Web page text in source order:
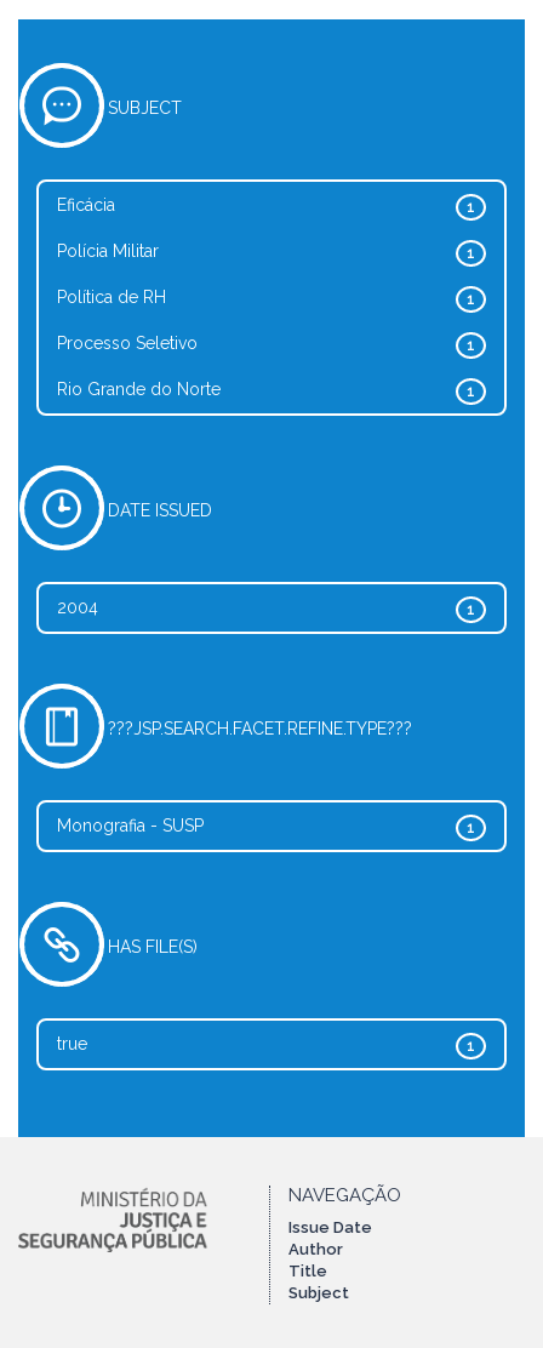
SUBJECT
1
Eficácia
1
Polícia Militar
1
Política de RH
1
Processo Seletivo
1
Rio Grande do Norte
DATE ISSUED
1
2004
???JSP.SEARCH.FACET.REFINE.TYPE???
1
Monografia - SUSP
HAS FILE(S)
1
true
NAVEGAÇÃO
Issue Date
Author
Title
Subject